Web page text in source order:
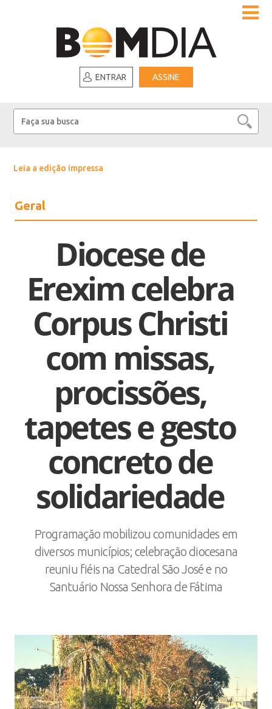
ENTRAR ASSINE
Leia a edição impressa
Geral
Diocese de
Erexim celebra
Corpus Christi
com missas,
procissões,
tapetes e gesto
concreto de
solidariedade
Programação mobilizou comunidades em
diversos municípios; celebração diocesana
reuniu fiéis na Catedral São José e no
Santuário Nossa Senhora de Fátima